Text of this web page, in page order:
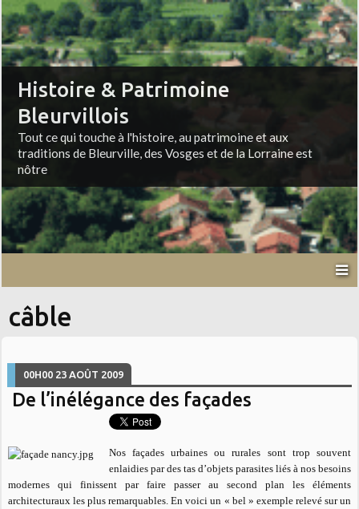
Histoire & Patrimoine
Bleurvillois
Tout ce qui touche à l'histoire, au patrimoine et aux
traditions de Bleurville, des Vosges et de la Lorraine est
nôtre
câble
00H00 23 AOÛT 2009
De l’inélégance des façades
Nos façades urbaines ou rurales sont trop souvent
enlaidies par des tas d’objets parasites liés à nos besoins
modernes qui finissent par faire passer au second plan les éléments
architecturaux les plus remarquables. En voici un « bel » exemple relevé sur un